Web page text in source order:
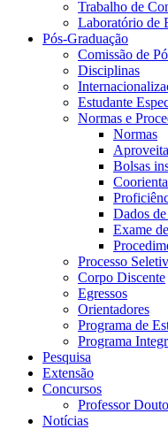
Trabalho de
Laboratório de
Pós-Graduação
Comissão de
Disciplinas
Estudante
Normas e
Normas
Bolsas
Dados
Exame
Processo
Corpo Discente
Egressos
Orientadores
Programa de
Programa
Pesquisa
Extensão
Concursos
Professor
Notícias